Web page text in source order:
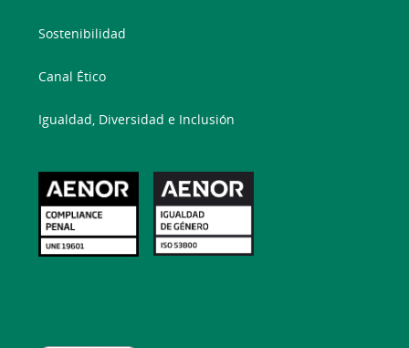
Sostenibilidad
Canal Ético
Igualdad, Diversidad e Inclusión